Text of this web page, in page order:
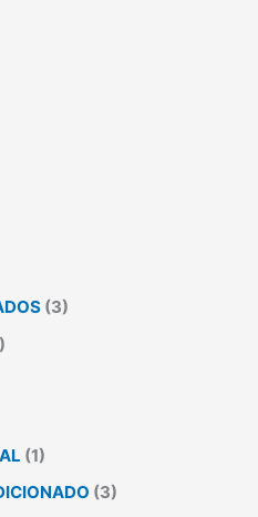
(3)
(1)
(3)